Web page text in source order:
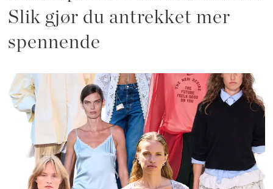
Slik gjør du antrekket mer
spennende